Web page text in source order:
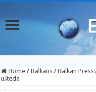
Home / Balkans / Balkan Press
ušteda